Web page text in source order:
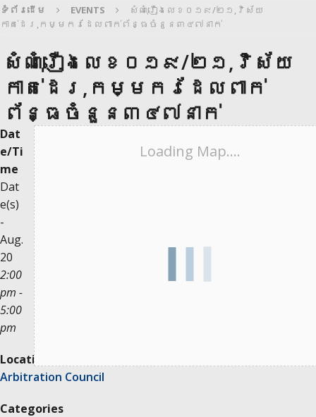
ទំព័រដើម EVENTS
សំណុំរឿងលេខ០១៩/២១,វិស័យ
កាត់ដេរ,កម្មករដែលពាក់ព័ន្ធចំនួន៣៤៧នាក់
សំណុំរឿងលេខ០១៩/២១,វិស័យ
កាត់ដេរ,កម្មករដែលពាក់
ព័ន្ធចំនួន៣៤៧នាក់
Loading Map....
Dat
e/Ti
me
Dat
e(s)
-
Aug.
20
2:00
pm -
5:00
pm
Location
Arbitration Council
Categories